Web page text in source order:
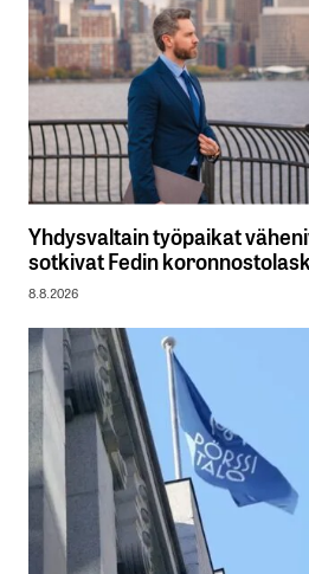
Yhdysvaltain työpaikat
sotkivat Fedin
8.8.2026